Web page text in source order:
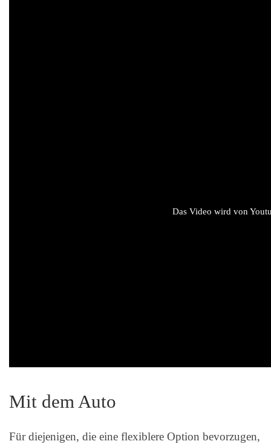
Das Video wird von
Mit dem Auto
Für diejenigen, die eine flexiblere Option bevorzugen,